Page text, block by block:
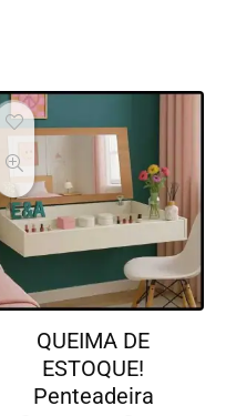
QUEIMA DE
ESTOQUE!
Penteadeira